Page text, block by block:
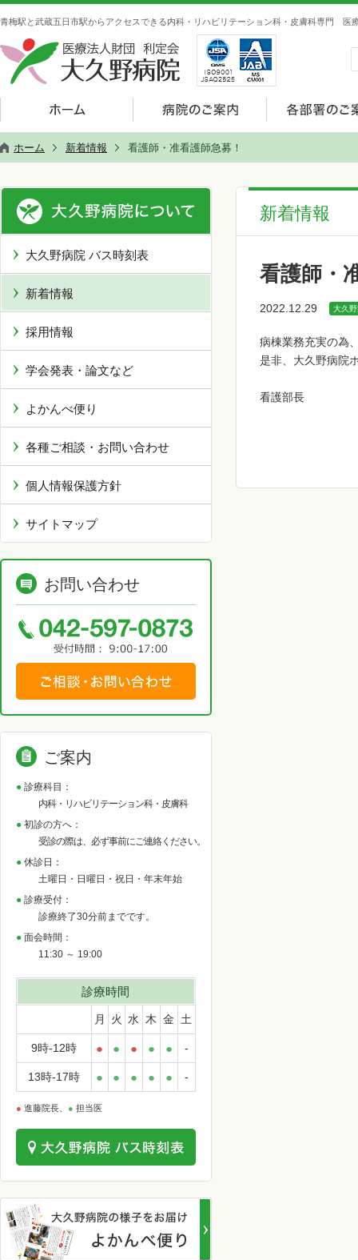
青梅駅と武蔵五日市駅からアクセスできる内科・リハビリテーション科・皮膚科専門 医
ホーム 新着情報 看護師・准看護師急募！
新着情報
看護師・
2022.12.29 大久
病棟業務充実の為
是非、大久野病院
看護部長
大久野病院 バス時刻表
新着情報
採用情報
学会発表・論文など
よかんべ便り
各種ご相談・お問い合わせ
個人情報保護方針
サイトマップ
お問い合わせ
ご案内
診療科目：
内科・リハビリテーション科・皮膚科
初診の方へ：
受診の際は、必ず事前にご連絡ください。
休診日：
土曜日・日曜日・祝日・年末年始
診療受付：
診療終了30分前までです。
面会時間：
11:30 ～ 19:00
診療時間
月 火 水 木 金 土
9時-12時 ● ● ● ● ● -
13時-17時 ● ● ● ● ● -
● 進藤院長、 ● 担当医